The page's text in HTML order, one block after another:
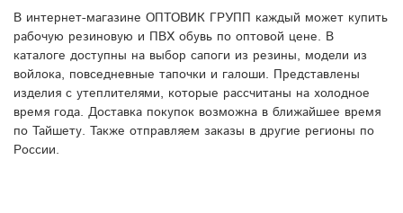
В интернет-магазине ОПТОВИК ГРУПП каждый может купить
рабочую резиновую и ПВХ обувь по оптовой цене. В
каталоге доступны на выбор сапоги из резины, модели из
войлока, повседневные тапочки и галоши. Представлены
изделия с утеплителями, которые рассчитаны на холодное
время года. Доставка покупок возможна в ближайшее время
по Тайшету. Также отправляем заказы в другие регионы по
России.